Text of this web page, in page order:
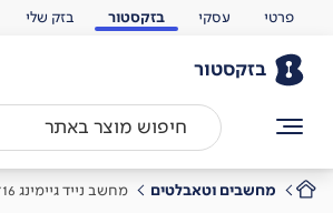
פרטי עסקי בזקסטור בזק שלי
בזקסטור
מחשבים וטאבלטים מחשב נייד גיימינג 16" HP